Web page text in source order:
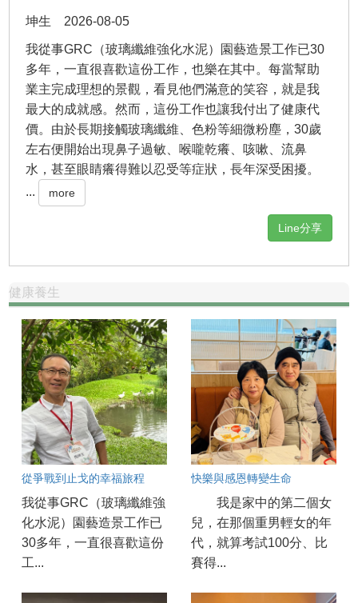
坤生 2026-08-05
我從事GRC（玻璃纖維強化水泥）園藝造景工作已30
多年，一直很喜歡這份工作，也樂在其中。每當幫助
業主完成理想的景觀，看見他們滿意的笑容，就是我
最大的成就感。然而，這份工作也讓我付出了健康代
價。由於長期接觸玻璃纖維、色粉等細微粉塵，30歲
左右便開始出現鼻子過敏、喉嚨乾癢、咳嗽、流鼻
水，甚至眼睛癢得難以忍受等症狀，長年深受困擾。
...
more
Line分享
健康養生
從爭戰到止戈的幸福旅程
我從事GRC（玻璃纖維強
化水泥）園藝造景工作已
30多年，一直很喜歡這份
工...
快樂與感恩轉變生命
我是家中的第二個女
兒，在那個重男輕女的年
代，就算考試100分、比
賽得...